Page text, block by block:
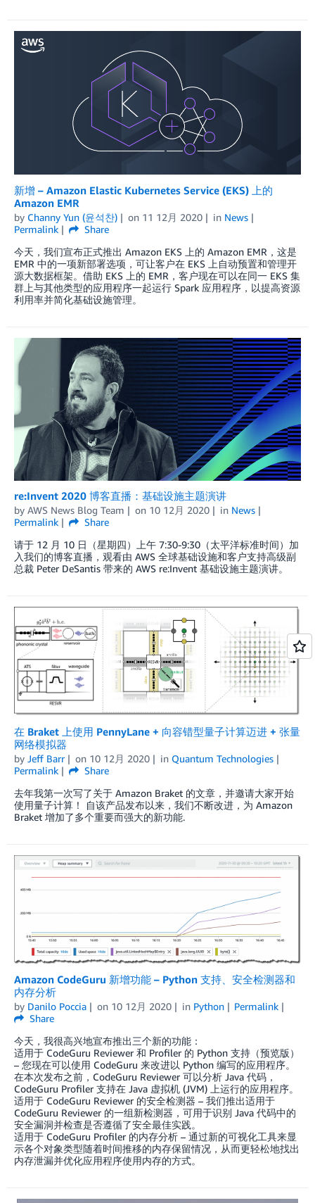
新增 – Amazon Elastic Kubernetes Service (EKS) 上的
Amazon EMR
by Channy Yun (윤석찬) on 11 12月 2020 in News
Permalink
Share
今天，我们宣布正式推出 Amazon EKS 上的 Amazon EMR，这是
EMR 中的一项新部署选项，可让客户在 EKS 上自动预置和管理开
源大数据框架。借助 EKS 上的 EMR，客户现在可以在同一 EKS 集
群上与其他类型的应用程序一起运行 Spark 应用程序，以提高资源
利用率并简化基础设施管理。
re:Invent 2020 博客直播：基础设施主题演讲
by AWS News Blog Team on 10 12月 2020 in News
Permalink
Share
请于 12 月 10 日（星期四）上午 7:30-9:30（太平洋标准时间）加
入我们的博客直播，观看由 AWS 全球基础设施和客户支持高级副
总裁 Peter DeSantis 带来的 AWS re:Invent 基础设施主题演讲。
在 Braket 上使用 PennyLane + 向容错型量子计算迈进 + 张量
网络模拟器
by Jeff Barr on 10 12月 2020 in Quantum Technologies
Permalink
Share
去年我第一次写了关于 Amazon Braket 的文章，并邀请大家开始
使用量子计算！ 自该产品发布以来，我们不断改进，为 Amazon
Braket 增加了多个重要而强大的新功能.
Amazon CodeGuru 新增功能 – Python 支持、安全检测器和
内存分析
by Danilo Poccia on 10 12月 2020 in Python
Permalink
Share
今天，我很高兴地宣布推出三个新的功能：
适用于 CodeGuru Reviewer 和 Profiler 的 Python 支持（预览版）
– 您现在可以使用 CodeGuru 来改进以 Python 编写的应用程序。
在本次发布之前，CodeGuru Reviewer 可以分析 Java 代码，
CodeGuru Profiler 支持在 Java 虚拟机 (JVM) 上运行的应用程序。
适用于 CodeGuru Reviewer 的安全检测器 – 我们推出适用于
CodeGuru Reviewer 的一组新检测器，可用于识别 Java 代码中的
安全漏洞并检查是否遵循了安全最佳实践。
适用于 CodeGuru Profiler 的内存分析 – 通过新的可视化工具来显
示各个对象类型随着时间推移的内存保留情况，从而更轻松地找出
内存泄漏并优化应用程序使用内存的方式。